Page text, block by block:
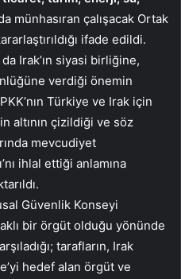
münhasıran çalışacak Ortak
ifade edildi.
Irak’ın siyasi birliğine,
verdiği önemin
Türkiye ve Irak için
altının çizildiği ve söz
mevcudiyet
ihlal ettiği anlamına
Güvenlik Konseyi
bir örgüt olduğu yönünde
tarafların, Irak
hedef alan örgüt ve